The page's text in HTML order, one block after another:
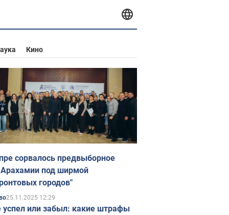
Кино
сорвалось предвыборное
Арахамии под ширмой
городов"
25.11.2025 12:29
успел или забыл: какие штрафы